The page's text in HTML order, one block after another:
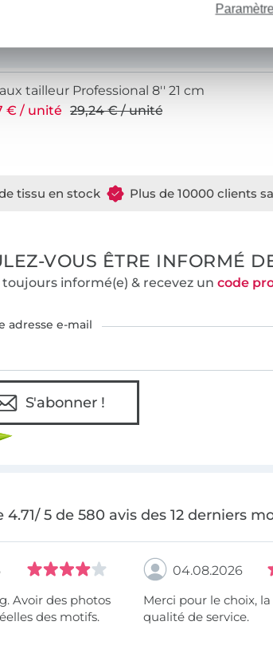
tailleur Professional 8'' 21 cm
€ / unité 29,24 € / unité
tissu en stock Plus de 10000 clients
VOUS ÊTRE INFORMÉ
toujours informé(e) & recevez un code
adresse e-mail
S'abonner !
4.71/ 5 de 580 avis des 12 derniers
Avoir des photos
des motifs.
04.08.2026
Merci pour le choix, la rapidité, la
qualité de service.